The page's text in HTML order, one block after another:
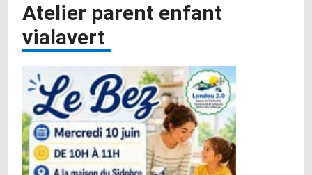
Atelier parent enfant
vialavert